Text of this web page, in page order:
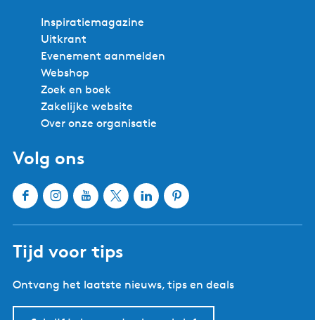
Inspiratiemagazine
Uitkrant
Evenement aanmelden
Webshop
Zoek en boek
Zakelijke website
Over onze organisatie
Volg ons
F
e
o
o
I
t
g
r
Y
T
b
e
X
t
r
l
L
d
I
P
r
e
Tijd voor tips
Ontvang het laatste nieuws, tips en deals